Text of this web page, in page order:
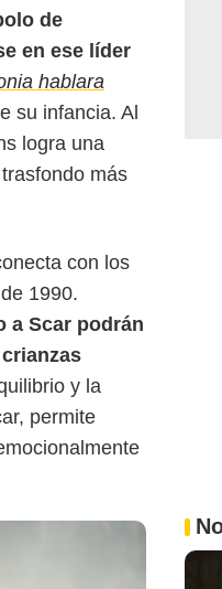
de
en ese líder
hablara
su infancia. Al
logra una
más
con los
1990.
a Scar podrán
y la
permite